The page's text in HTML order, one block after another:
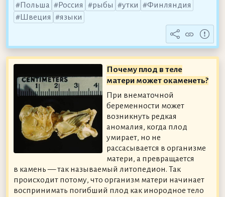
Польша
Россия рыбы утки
Финляндия
Швеция
языки
Почему плод в теле
матери может окаменеть?
При внематочной
беременности может
возникнуть редкая
аномалия, когда плод
умирает, но не
рассасывается в организме
матери, а превращается
в камень — так называемый литопедион. Так
происходит потому, что организм матери начинает
воспринимать погибший плод как инородное тело